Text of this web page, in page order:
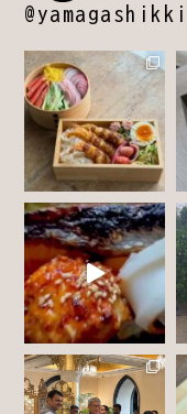
@yamagashikki